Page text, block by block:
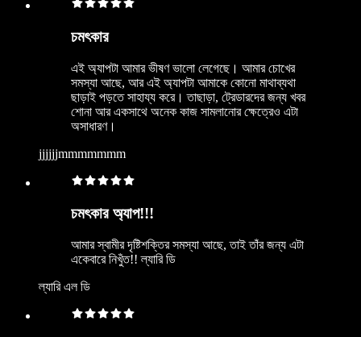
চমৎকার
এই অ্যাপটা আমার ভীষণ ভালো লেগেছে। আমার চোখের
সমস্যা আছে, আর এই অ্যাপটা আমাকে কোনো মাথাব্যথা
ছাড়াই পড়তে সাহায্য করে। তাছাড়া, ট্রেডারদের জন্য খবর
শোনা আর একসাথে অনেক কাজ সামলানোর ক্ষেত্রেও এটা
অসাধারণ।
jjjjjjmmmmmmm
চমৎকার অ্যাপ!!!
আমার স্বামীর দৃষ্টিশক্তির সমস্যা আছে, তাই তাঁর জন্য এটা
একেবারে নিখুঁত!! ল্যারি ডি
ল্যারি এল ডি